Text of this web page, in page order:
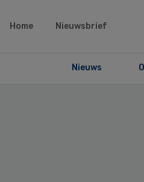
Home Nieuwsbrief
Nieuws